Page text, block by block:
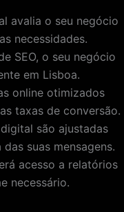
avalia o seu negócio
necessidades.
SEO, o seu negócio
em Lisboa.
online otimizados
taxas de conversão.
são ajustadas
suas mensagens.
acesso a relatórios
necessário.